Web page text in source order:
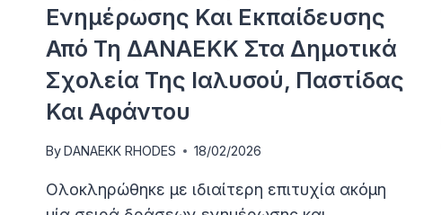
Ενημέρωσης Και Εκπαίδευσης
Από Τη ΔΑΝΑΕΚΚ Στα Δημοτικά
Σχολεία Της Ιαλυσού, Παστίδας
Και Αφάντου
ByDANAEKK RHODES 18/02/2026
Ολοκληρώθηκε με ιδιαίτερη επιτυχία ακόμη